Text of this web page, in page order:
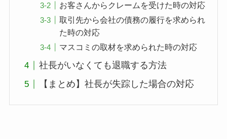
お客さんからクレームを受けた時の対応
取引先から会社の債務の履行を求められ
た時の対応
マスコミの取材を求められた時の対応
社長がいなくても退職する方法
【まとめ】社長が失踪した場合の対応